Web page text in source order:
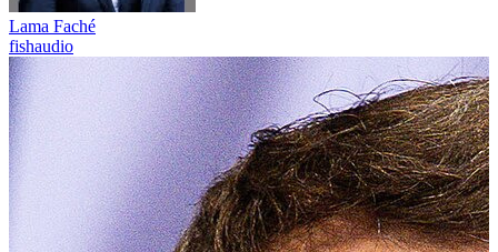
Lama Faché
fishaudio